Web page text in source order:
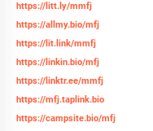
https://litt.ly/mmfj
https://allmy.bio/mfj
https://lit.link/mmfj
https://linkin.bio/mfj
https://linktr.ee/mmfj
https://mfj.taplink.bio
https://campsite.bio/mfj